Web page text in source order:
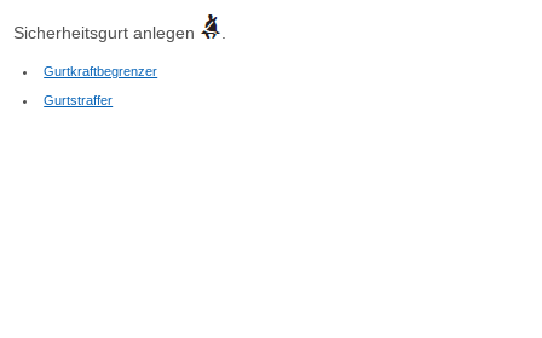
Sicherheitsgurt anlegen
Gurtkraftbegrenzer
Gurtstraffer